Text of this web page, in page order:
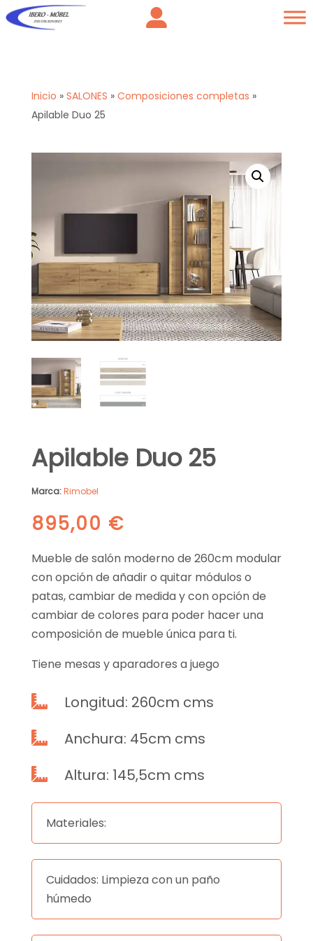
Inicio » SALONES » Composiciones completas »
Apilable Duo 25
Apilable Duo 25
Marca:Rimobel
895,00 €
Mueble de salón moderno de 260cm modular
con opción de añadir o quitar módulos o
patas, cambiar de medida y con opción de
cambiar de colores para poder hacer una
composición de mueble única para ti.
Tiene mesas y aparadores a juego
 Longitud: 260cm cms
 Anchura: 45cm cms
 Altura: 145,5cm cms
Materiales:
Cuidados: Limpieza con un paño
húmedo